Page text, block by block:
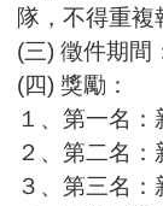
隊，不得重複
(三) 徵件期間
(四) 獎勵：
１、第一名
２、第二名
３、第三名